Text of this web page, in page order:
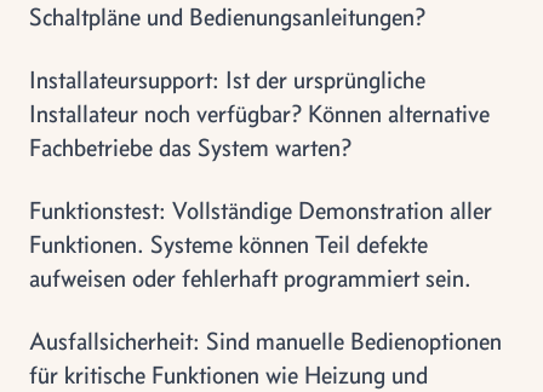
Schaltpläne und Bedienungsanleitungen?
Installateursupport: Ist der ursprüngliche
Installateur noch verfügbar? Können alternative
Fachbetriebe das System warten?
Funktionstest: Vollständige Demonstration aller
Funktionen. Systeme können Teil defekte
aufweisen oder fehlerhaft programmiert sein.
Ausfallsicherheit: Sind manuelle Bedienoptionen
für kritische Funktionen wie Heizung und